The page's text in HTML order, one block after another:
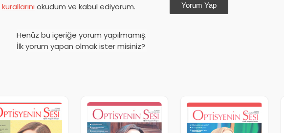
kurallarını okudum ve kabul ediyorum. Yorum Yap
Henüz bu içeriğe yorum yapılmamış.
İlk yorum yapan olmak ister misiniz?